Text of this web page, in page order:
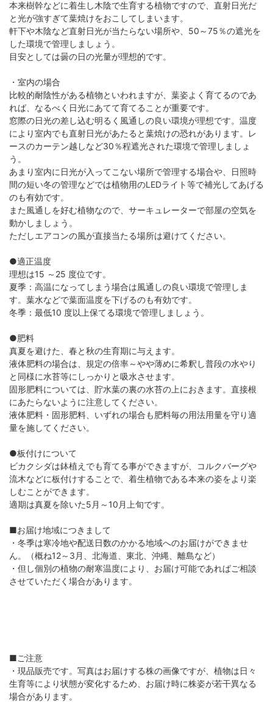
本来樹幹などに着生し木陰で生育する植物ですので、直射日光だ
と光が強すぎて葉焼けをおこしてしまいます。
軒下や木陰など直射日光が当たらない場所や、50～75％の遮光を
した環境で管理しましょう。
目安としては曇の日の光量が理想的です。
・室内の場合
比較的耐陰性がある植物といわれますが、葉姿よく育てるのであ
れば、なるべく日光にあてて育てることが重要です。
窓際の日光の差し込む明るく風通しの良い環境が理想です。温度
により室内でも直射日光があたると葉焼けの恐れがあります。レ
ースのカーテン越しなど30％程遮光された環境で管理しましょ
う。
あまり室内に日光が入ってこない場所で管理する場合や、日照時
間の短い冬の管理などでは植物用のLEDライト等で補光してあげる
のも有効です。
また風通しを好む植物なので、サーキュレーターで部屋の空気を
動かしましょう。
ただしエアコンの風が直接当たる場所は避けてください。
●適正温度
理想は15 ～25 度位です。
夏季：高温になってしまう場合は風通しの良い環境で管理しま
す。葉水などで葉面温度を下げるのも有効です。
冬季：最低10 度以上保てる環境で管理しましょう。
●肥料
真夏を避けた、春と秋の生育期に与えます。
液体肥料の場合は、規定の倍率～やや薄めに希釈し普段の水やり
と同様に水苔等にしっかりと吸水させます。
固形肥料については、貯水葉の裏の水苔の上におきます。直接根
にあたらないように注意してください。
液体肥料・固形肥料、いずれの場合も肥料毎の用法用量を守り適
量を施してください。
●板付けについて
ビカクシダは鉢植えでも育てる事ができますが、コルクバーグや
流木などに板付けすることで、着生植物である本来の姿をより楽
しむことができます。
適期は真夏を除いた5月～10月上旬です。
■お届け地域につきまして
・冬季は寒冷地や配送日数のかかる地域へのお届けができませ
ん。（概ね12～3月、北海道、東北、沖縄、離島など）
・但し個別の植物の耐寒温度により、お届け可能であればご相談
させていただく場合があります。
■ご注意
・現品販売です。写真はお届けする株の画像ですが、植物は日々
生育等により状態が変化するため、お届け時に株姿が若干異なる
場合があります。